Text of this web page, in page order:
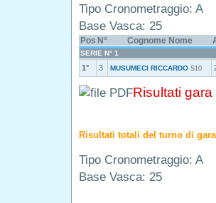
Tipo Cronometraggio: A
Base Vasca: 25
Pos N° Cognome Nome
SERIE N° 1
1° 3 MUSUMECI RICCARDO S10
Risultati
Risultati totali del turno di
Tipo Cronometraggio: A
Base Vasca: 25